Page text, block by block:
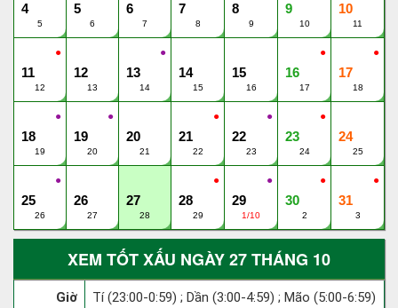
4
5
5
6
6
7
7
8
8
9
9
10
10
11
●
11
12
12
13
●
13
14
14
15
15
16
●
16
17
●
17
18
●
18
19
●
19
20
20
21
●
21
22
●
22
23
●
23
24
24
25
●
25
26
26
27
27
28
●
28
29
●
29
1/10
●
30
2
●
31
3
XEM TỐT XẤU NGÀY 27 THÁNG 10
Giờ
Tí (23:00-0:59) ; Dần (3:00-4:59) ; Mão (5:00-6:59)